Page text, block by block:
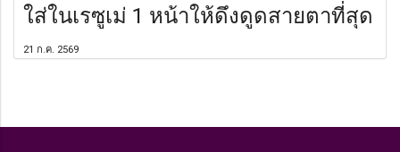
ใส่ในเรซูเม่ 1 หน้าให้ดึงดูดสายตาที่สุด
21 ก.ค. 2569